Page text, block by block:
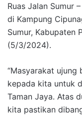
Ruas Jalan Sumur
di Kampung
Sumur, Kabupaten
(5/3/2024).
“Masyarakat ujung
kepada kita untuk
Taman Jaya. Atas
kita pastikan